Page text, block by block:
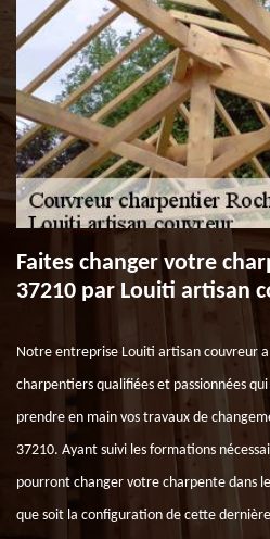
Faites changer votre
37210 par Louiti artisan
Notre entreprise Louiti artisan couvreur a
charpentiers qualifiées et passionnées
prendre en main vos travaux de
37210. Ayant suivi les formations
pourront changer votre charpente dans
que soit la configuration de cette